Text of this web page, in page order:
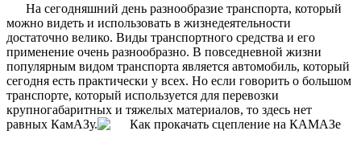
На сегодняшний день разнообразие транспорта, который
можно видеть и использовать в жизнедеятельности
достаточно велико. Виды транспортного средства и его
применение очень разнообразно. В повседневной жизни
популярным видом транспорта является автомобиль, который
сегодня есть практически у всех. Но если говорить о большом
транспорте, который используется для перевозки
крупногабаритных и тяжелых материалов, то здесь нет
равных КамАЗу.